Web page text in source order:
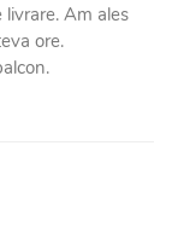
Am ales
ore.